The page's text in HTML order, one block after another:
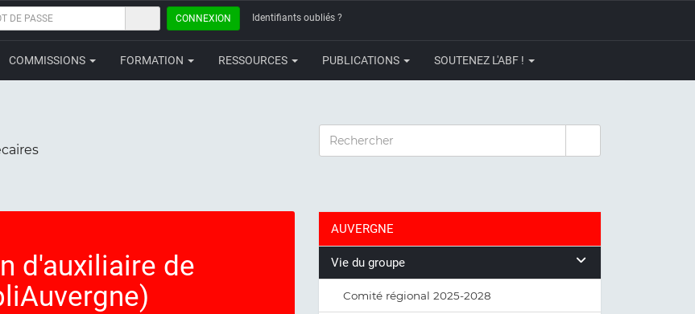
CONNEXION Identifiants oubliés ?
COMMISSIONS FORMATION RESSOURCES PUBLICATIONS SOUTENEZ L'ABF !
RECHERCHER
d'auxiliaire de
AUVERGNE
Vie du groupe
Comité régional 2025-2028